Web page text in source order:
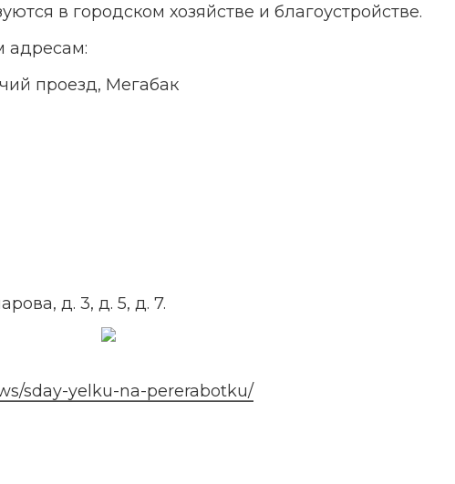
в городском хозяйстве и благоустройстве.
адресам:
проезд, Мегабак
д. 3, д. 5, д. 7.
sday-yelku-na-pererabotku/